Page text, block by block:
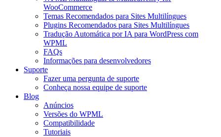
WooCommerce
Temas Recomendados para Sites Multilíngues
Plugins Recomendados para Sites Multilíngues
Tradução Automática por IA para WordPress com
WPML
FAQs
Informações para desenvolvedores
Suporte
Fazer uma pergunta de suporte
Conheça nossa equipe de suporte
Blog
Anúncios
Versões do WPML
Compatibilidade
Tutoriais